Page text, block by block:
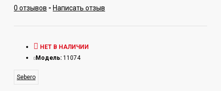
0 отзывов - Написать отзыв
НЕТ В НАЛИЧИИ
Модель: 11074
Sebero